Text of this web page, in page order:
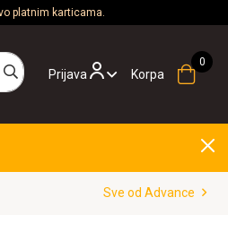
platnim karticama.
Prijava Korpa
Sve od Advance